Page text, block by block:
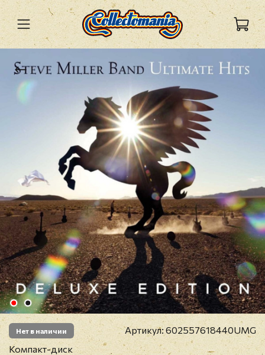
Нет в наличии Артикул:602557618440UMG
Компакт-диск